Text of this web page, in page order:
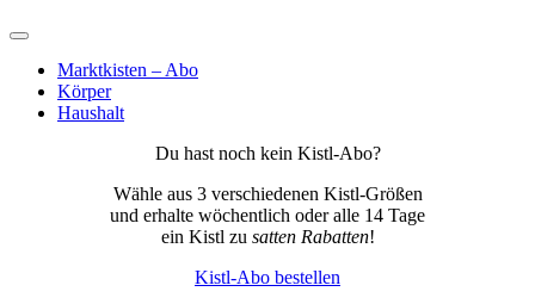
Toggle
NavigationMarktkisten – Abo
Körper
Haushalt
Du hast noch kein Kistl-Abo?
Wähle aus 3 verschiedenen Kistl-Größen
und erhalte wöchentlich oder alle 14 Tage
ein Kistl zu satten Rabatten!
Kistl-Abo bestellen